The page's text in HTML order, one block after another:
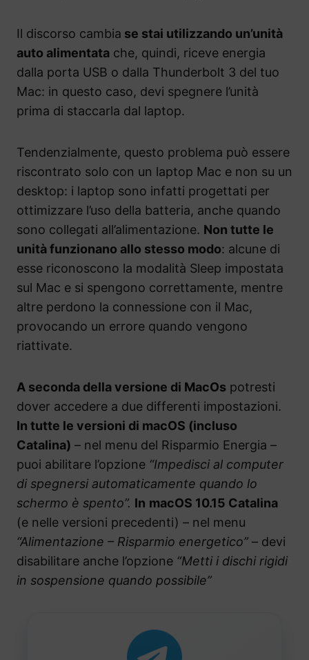
Il discorso cambia se stai utilizzando un’unità
auto alimentata che, quindi, riceve energia
dalla porta USB o dalla Thunderbolt 3 del tuo
Mac: in questo caso, devi spegnere l’unità
prima di staccarla dal laptop.
Tendenzialmente, questo problema può essere
riscontrato solo con un laptop Mac e non su un
desktop: i laptop sono infatti progettati per
ottimizzare l’uso della batteria, anche quando
sono collegati all’alimentazione. Non tutte le
unità funzionano allo stesso modo: alcune di
esse riconoscono la modalità Sleep impostata
sul Mac e si spengono correttamente, mentre
altre perdono la connessione con il Mac,
provocando un errore quando vengono
riattivate.
A seconda della versione di MacOs potresti
dover accedere a due differenti impostazioni.
In tutte le versioni di macOS (incluso
Catalina) – nel menu del Risparmio Energia –
puoi abilitare l’opzione “Impedisci al computer
di spegnersi automaticamente quando lo
schermo è spento”. In macOS 10.15 Catalina
(e nelle versioni precedenti) – nel menu
“Alimentazione – Risparmio energetico” – devi
disabilitare anche l’opzione “Metti i dischi rigidi
in sospensione quando possibile”